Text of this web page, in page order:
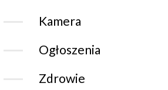
Kamera
Ogłoszenia
Zdrowie